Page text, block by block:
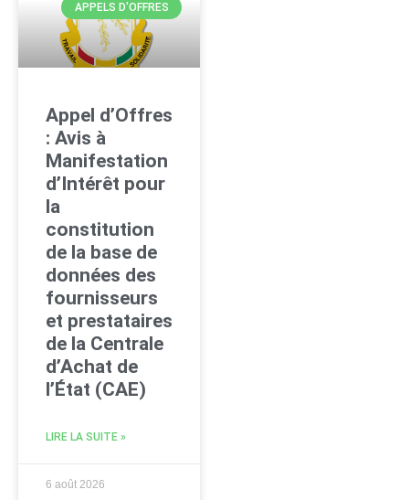
APPELS D'OFFRES
Appel d’Offres
: Avis à
Manifestation
d’Intérêt pour
la
constitution
de la base de
données des
fournisseurs
et prestataires
de la Centrale
d’Achat de
l’État (CAE)
LIRE LA SUITE »
6 août 2026